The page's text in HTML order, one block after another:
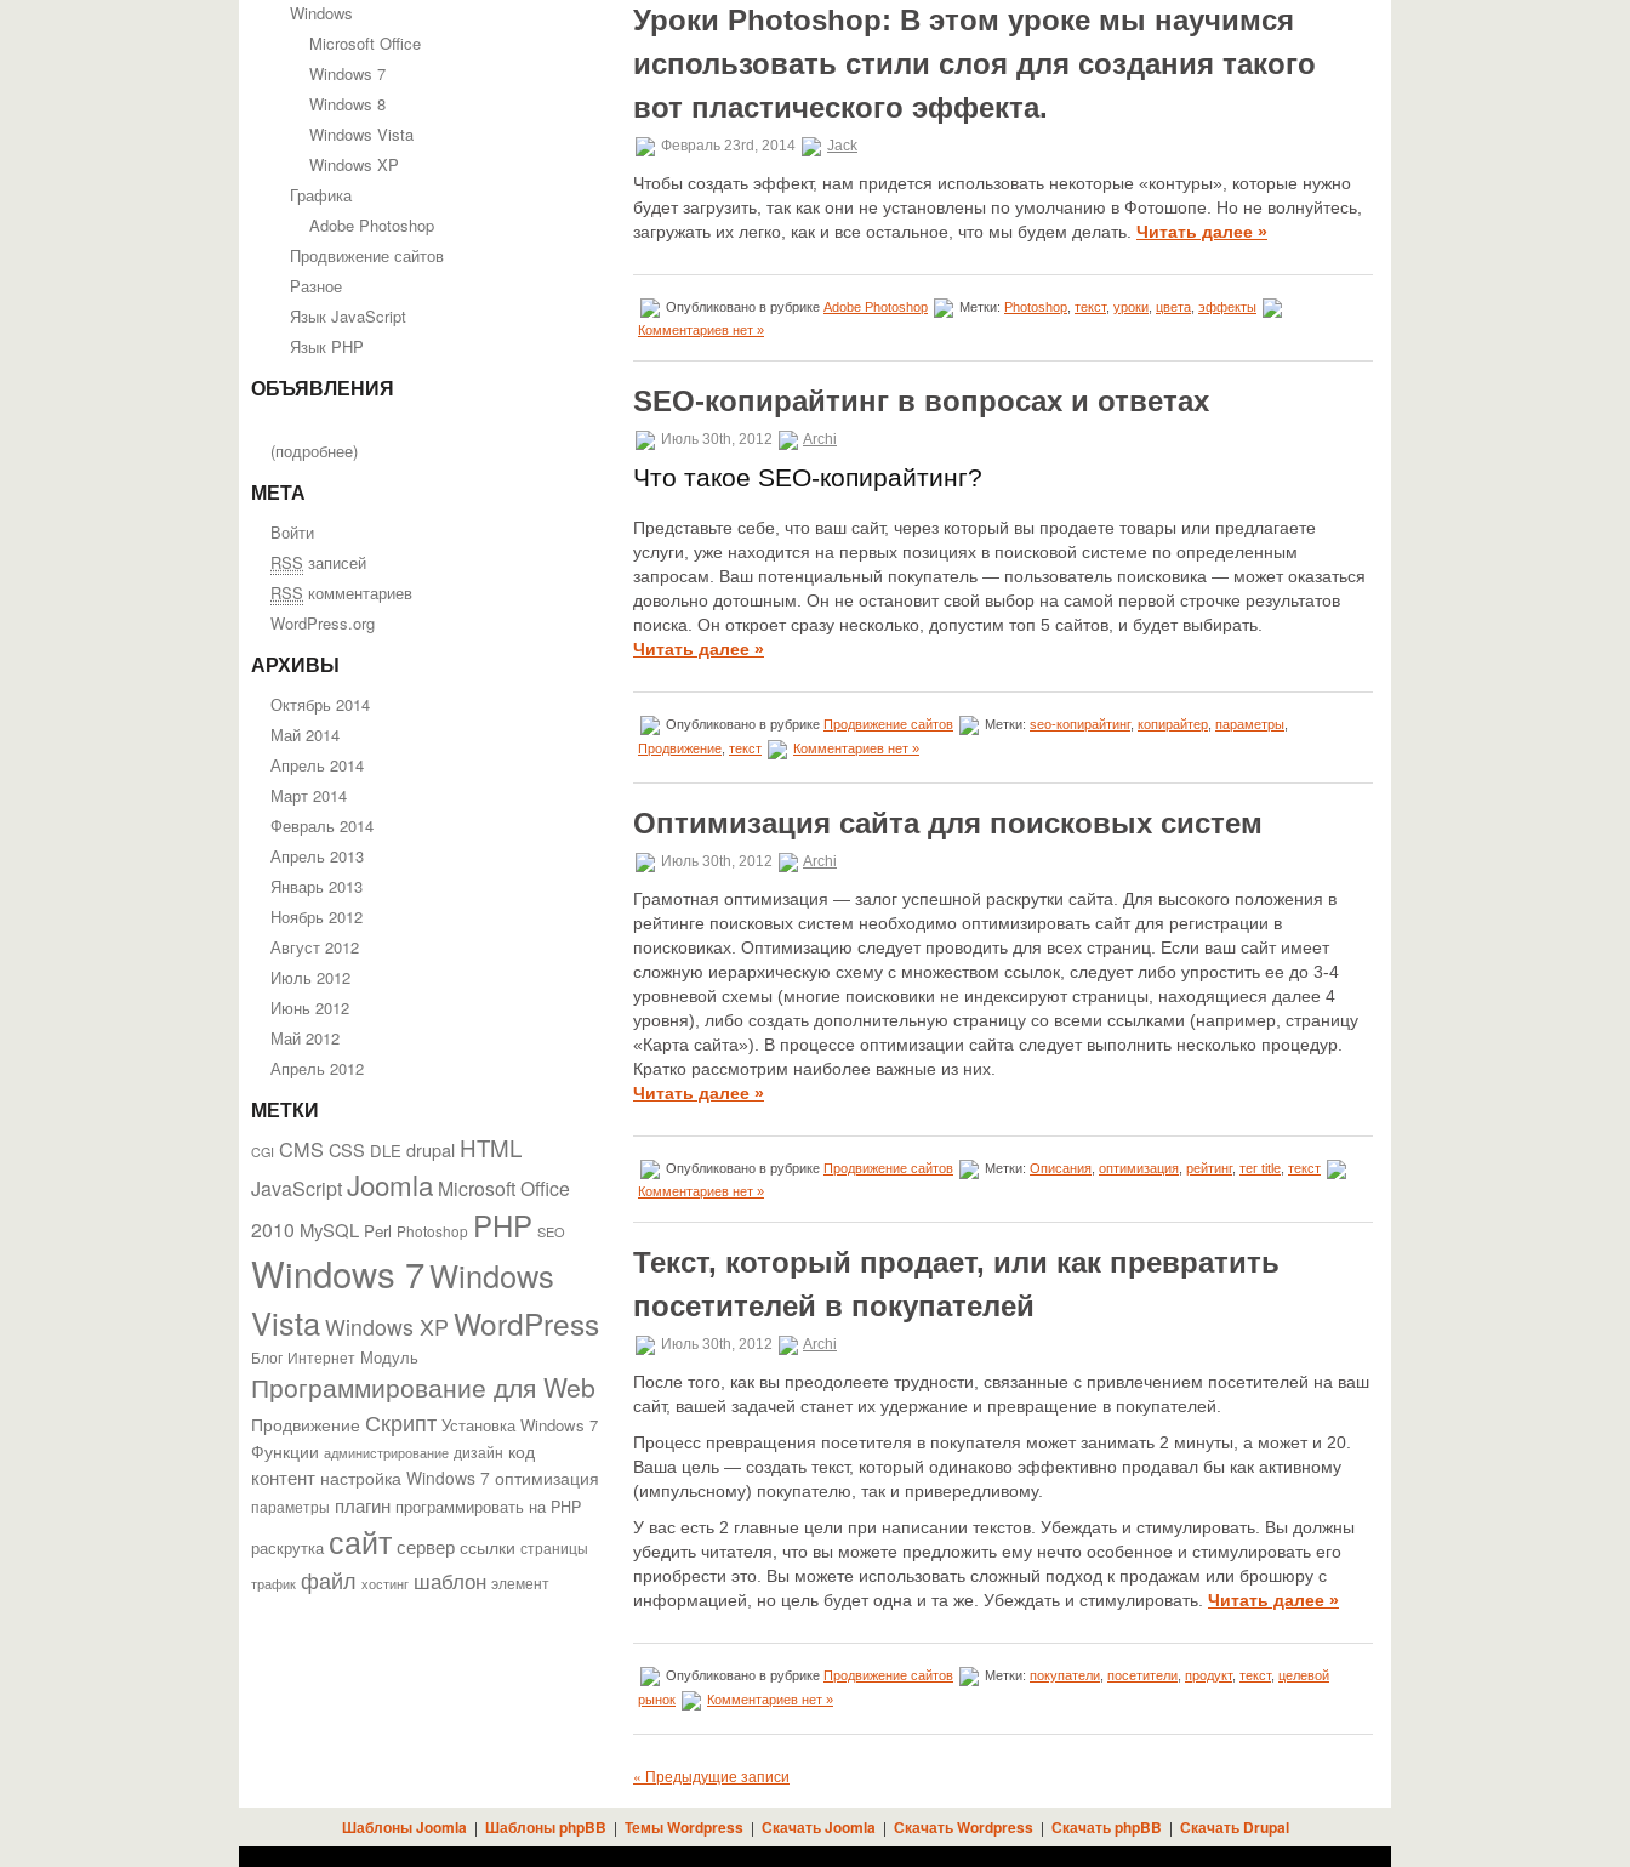
Windows
Microsoft Office
Windows 7
Windows 8
Windows Vista
Windows XP
Графика
Adobe Photoshop
Продвижение сайтов
Разное
Язык JavaScript
Язык PHP
ОБЪЯВЛЕНИЯ
(подробнее)
МЕТА
Войти
RSS записей
RSS комментариев
WordPress.org
АРХИВЫ
Октябрь 2014
Май 2014
Апрель 2014
Март 2014
Февраль 2014
Апрель 2013
Январь 2013
Ноябрь 2012
Август 2012
Июль 2012
Июнь 2012
Май 2012
Апрель 2012
МЕТКИ
CGI CMS CSS DLE drupal HTML
JavaScriptJoomla Microsoft Office
2010 MySQL Perl Photoshop PHP SEO
Windows 7Windows
VistaWindows XP WordPress
Блог Интернет Модуль
Программирование для Web
Продвижение Скрипт Установка Windows 7
Функции администрирование дизайн код
контент настройка Windows 7 оптимизация
параметры плагин программировать на PHP
раскрутка сайтсервер ссылки страницы
трафик файл хостинг шаблон элемент
Уроки Photoshop: В этом уроке мы научимся
использовать стили слоя для создания такого
вот пластического эффекта.
Февраль 23rd, 2014 Jack
Чтобы создать эффект, нам придется использовать некоторые «контуры», которые нужно
будет загрузить, так как они не установлены по умолчанию в Фотошопе. Но не волнуйтесь,
загружать их легко, как и все остальное, что мы будем делать. Читать далее »
Опубликовано в рубрике Adobe Photoshop Метки: Photoshop текст, уроки цвета эффекты
Комментариев нет »
SEO-копирайтинг в вопросах и ответах
Июль 30th, 2012 Archi
Что такое SEO-копирайтинг?
Представьте себе, что ваш сайт, через который вы продаете товары или предлагаете
услуги, уже находится на первых позициях в поисковой системе по определенным
запросам. Ваш потенциальный покупатель — пользователь поисковика — может оказаться
довольно дотошным. Он не остановит свой выбор на самой первой строчке результатов
поиска. Он откроет сразу несколько, допустим топ 5 сайтов, и будет выбирать.
Читать далее »
Опубликовано в рубрике Продвижение сайтов Метки: seo-копирайтинг, копирайтер параметры
Продвижение текст Комментариев нет »
Оптимизация сайта для поисковых систем
Июль 30th, 2012 Archi
Грамотная оптимизация — залог успешной раскрутки сайта. Для высокого положения в
рейтинге поисковых систем необходимо оптимизировать сайт для регистрации в
поисковиках. Оптимизацию следует проводить для всех страниц. Если ваш сайт имеет
сложную иерархическую схему с множеством ссылок, следует либо упростить ее до 3-4
уровневой схемы (многие поисковики не индексируют страницы, находящиеся далее 4
уровня), либо создать дополнительную страницу со всеми ссылками (например, страницу
«Карта сайта»). В процессе оптимизации сайта следует выполнить несколько процедур.
Кратко рассмотрим наиболее важные из них.
Читать далее »
Опубликовано в рубрике Продвижение сайтов Метки: Описания оптимизация рейтинг, тег title текст
Комментариев нет »
Текст, который продает, или как превратить
посетителей в покупателей
Июль 30th, 2012 Archi
После того, как вы преодолеете трудности, связанные с привлечением посетителей на ваш
сайт, вашей задачей станет их удержание и превращение в покупателей.
Процесс превращения посетителя в покупателя может занимать 2 минуты, а может и 20.
Ваша цель — создать текст, который одинаково эффективно продавал бы как активному
(импульсному) покупателю, так и привередливому.
У вас есть 2 главные цели при написании текстов. Убеждать и стимулировать. Вы должны
убедить читателя, что вы можете предложить ему нечто особенное и стимулировать его
приобрести это. Вы можете использовать сложный подход к продажам или брошюру с
информацией, но цель будет одна и та же. Убеждать и стимулировать. Читать далее »
Опубликовано в рубрике Продвижение сайтов Метки: покупатели посетители продукт, текст, целевой
рынок
Комментариев нет »
« Предыдущие записи
Шаблоны Joomla | Шаблоны phpBB | Темы Wordpress| Скачать Joomla | Скачать Wordpress| Скачать phpBB | Скачать Drupal